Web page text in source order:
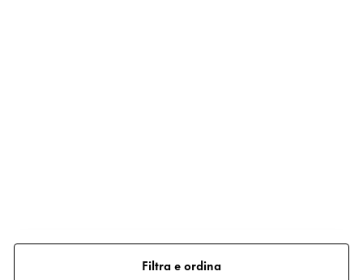
Filtra e ordina